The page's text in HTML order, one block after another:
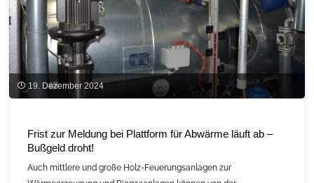
19. Dezember 2024
Frist zur Meldung bei Plattform für Abwärme läuft ab –
Bußgeld droht!
Auch mittlere und große Holz-Feuerungsanlagen zur